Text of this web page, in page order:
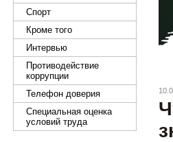
Спорт
Кроме того
Интервью
Противодействие
коррупции
Телефон доверия
Специальная оценка
условий труда